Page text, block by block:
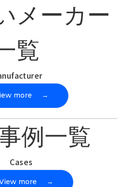
メーカー
覧
more →
例一覧
Cases
more →